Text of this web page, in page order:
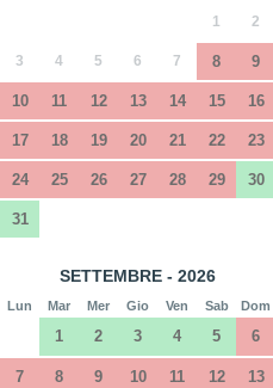
1 2
3 4 5 6 7 8 9
10 11 12 13 14 15 16
17 18 19 20 21 22 23
24 25 26 27 28 29 30
31
SETTEMBRE - 2026
Lun Mar Mer Gio Ven Sab Dom
1 2 3 4 5 6
7 8 9 10 11 12 13